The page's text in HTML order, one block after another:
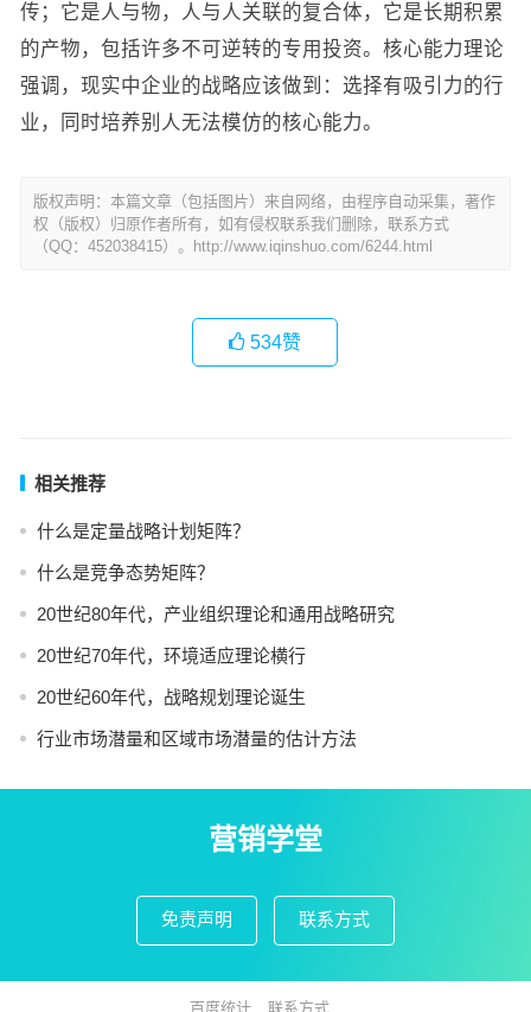
传；它是人与物，人与人关联的复合体，它是长期积累
的产物，包括许多不可逆转的专用投资。核心能力理论
强调，现实中企业的战略应该做到：选择有吸引力的行
业，同时培养别人无法模仿的核心能力。
版权声明：本篇文章（包括图片）来自网络，由程序自动采集，著作
权（版权）归原作者所有，如有侵权联系我们删除，联系方式
（QQ：452038415）。http://www.iqinshuo.com/6244.html
534赞
相关推荐
什么是定量战略计划矩阵？
什么是竞争态势矩阵？
20世纪80年代，产业组织理论和通用战略研究
20世纪70年代，环境适应理论横行
20世纪60年代，战略规划理论诞生
行业市场潜量和区域市场潜量的估计方法
营销学堂
免责声明 联系方式
百度统计 联系方式